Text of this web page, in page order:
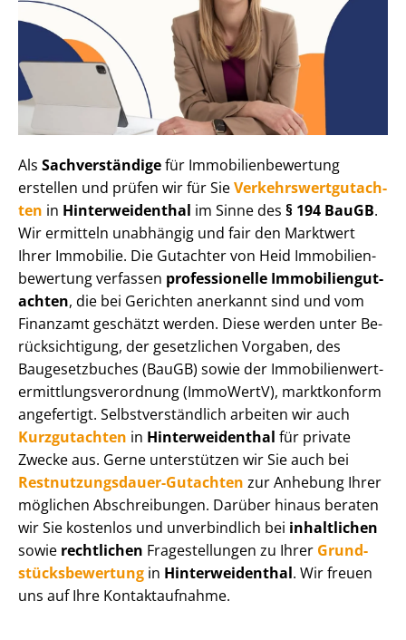
Als Sachverständigefür Im­mo­bi­li­en­be­wer­tung
erstellen und prüfen wir für SieVer­kehrs­wert­gut­ach­
ten in Hin­ter­wei­den­thal im Sinne des § 194 BauGB.
Wir ermitteln unabhängig und fair den Marktwert
Ihrer Immobilie. Die Gutachter von Heid Im­mo­bi­li­en­
be­wer­tung verfassen professionelle Im­mo­bi­li­en­gut­
ach­ten, die bei Gerichten anerkannt sind und vom
Finanzamt geschätzt werden. Diese werden unter Be­
rück­sich­ti­gung, der gesetzlichen Vorgaben, des
Baugesetzbuches (BauGB) sowie der Im­mo­bi­li­en­wert­
ermitt­lungs­ver­ord­nung (ImmoWertV), marktkonform
angefertigt. Selbst­ver­ständ­lich arbeiten wir auch
Kurzgutachten in Hin­ter­wei­den­thal für private
Zwecke aus. Gerne unterstützen wir Sie auch bei
Rest­nut­zungs­dau­er-Gutachten zur Anhebung Ihrer
möglichen Abschreibungen. Darüber hinaus beraten
wir Sie kostenlos und unverbindlich bei inhaltlichen
sowie rechtlichen Fragestellungen zu Ihrer Grund­
stücks­be­wer­tung in Hin­ter­wei­den­thal. Wir freuen
uns auf Ihre Kontaktaufnahme.